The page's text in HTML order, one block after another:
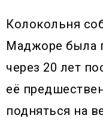
Колокольня
Маджоре была
через 20 лет
её
подняться на